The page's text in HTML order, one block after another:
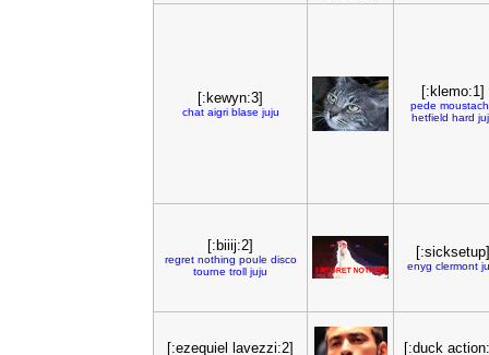
[:kewyn:3]
chat aigri blase juju
[:klemo:1]
pede
hetfield hard
[:biiij:2]
regret nothing poule disco
tourne troll juju
[:sicksetup]
enyg clermont
[:ezequiel lavezzi:2] [:duck